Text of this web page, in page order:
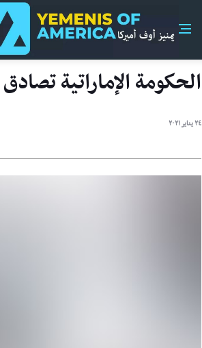
الحكومة الإماراتية
٢٤ يناير ٢٠٢١